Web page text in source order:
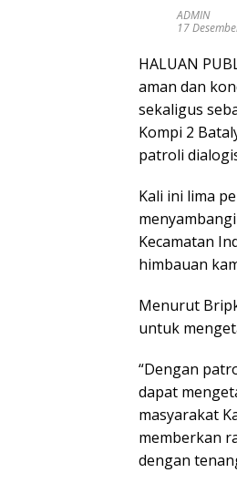
ADMIN
17
HALUAN
aman dan
sekaligus
Kompi 2
patroli
Kali ini lima
Kecamatan
himbauan
Menurut
untuk
“Dengan
dapat
masyarakat
memberkan
dengan